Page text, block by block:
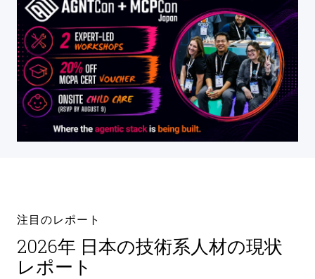
注目のレポート
2026年 日本の技術系人材の現状
レポート